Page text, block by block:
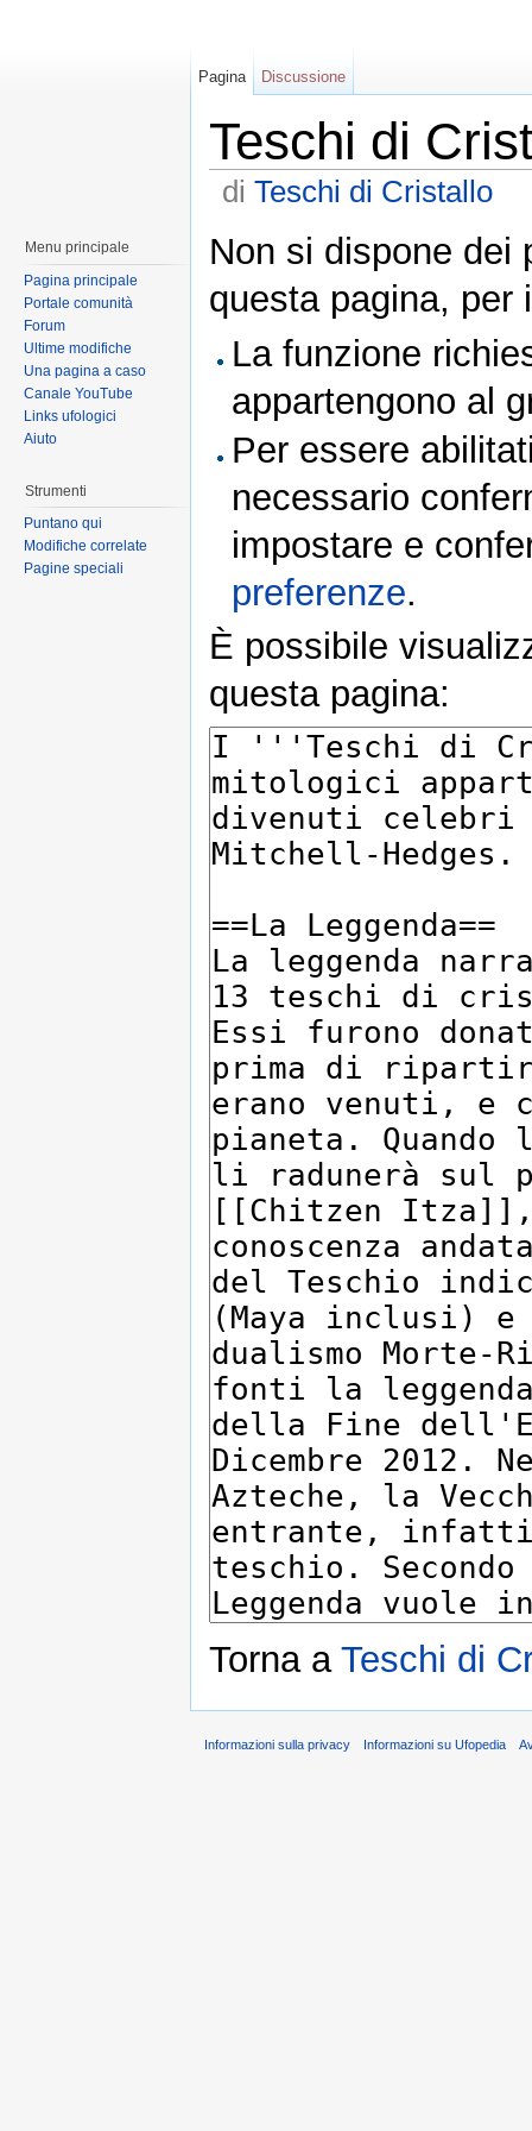
Teschi di
di Teschi di Cristallo
Non si dispone dei
questa pagina, per
La funzione
appartengono al
Per essere
necessario
impostare e
preferenze.
È possibile
questa pagina:
Torna a Teschi di
Pagina Discussione
Menu principale
Pagina principale
Portale comunità
Forum
Ultime modifiche
Una pagina a caso
Canale YouTube
Links ufologici
Aiuto
Strumenti
Puntano qui
Modifiche correlate
Pagine speciali
Informazioni sulla privacy Informazioni su Ufopedia